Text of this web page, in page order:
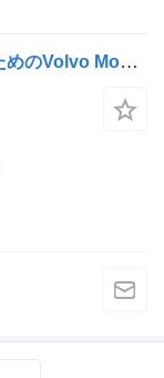
Volvo VOLVO, IVECO.RVI トラックのためのVolvo Modulyatory EBS20428938 20570906 20828237 5801290649 7420570906 7 ブレーキ制御バルブ